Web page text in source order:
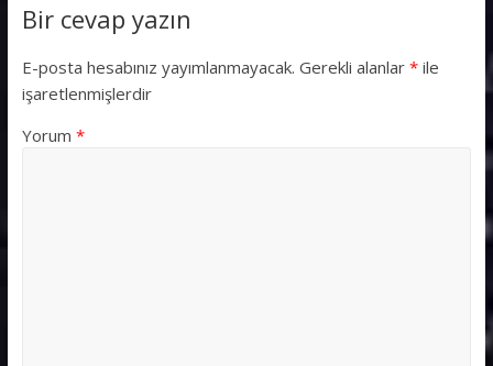
Bir cevap yazın
E-posta hesabınız yayımlanmayacak. Gerekli alanlar *ile
işaretlenmişlerdir
Yorum *